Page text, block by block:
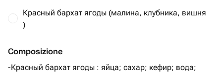
Красный бархат ягоды (малина, клубника, вишня
)
Composizione
-Красный бархат ягоды : яйца; сахар; кефир; вода;